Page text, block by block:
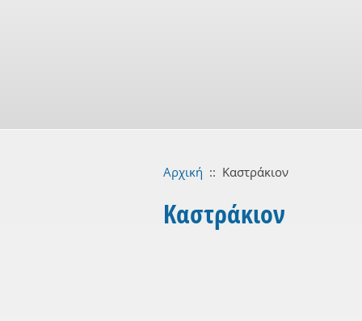
Αρχική :: Καστράκιον
Καστράκιον